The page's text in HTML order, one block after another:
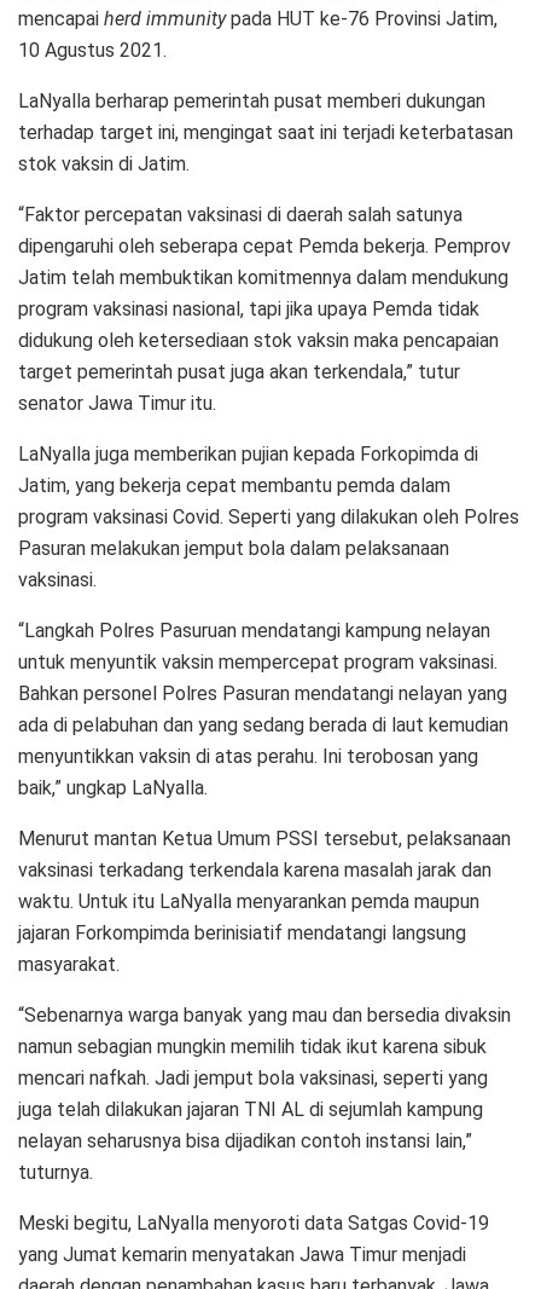
mencapai herd immunitypada HUT ke-76 Provinsi Jatim,
10 Agustus 2021.
LaNyalla berharap pemerintah pusat memberi dukungan
terhadap target ini, mengingat saat ini terjadi keterbatasan
stok vaksin di Jatim.
“Faktor percepatan vaksinasi di daerah salah satunya
dipengaruhi oleh seberapa cepat Pemda bekerja. Pemprov
Jatim telah membuktikan komitmennya dalam mendukung
program vaksinasi nasional, tapi jika upaya Pemda tidak
didukung oleh ketersediaan stok vaksin maka pencapaian
target pemerintah pusat juga akan terkendala,” tutur
senator Jawa Timur itu.
LaNyalla juga memberikan pujian kepada Forkopimda di
Jatim, yang bekerja cepat membantu pemda dalam
program vaksinasi Covid. Seperti yang dilakukan oleh Polres
Pasuran melakukan jemput bola dalam pelaksanaan
vaksinasi.
“Langkah Polres Pasuruan mendatangi kampung nelayan
untuk menyuntik vaksin mempercepat program vaksinasi.
Bahkan personel Polres Pasuran mendatangi nelayan yang
ada di pelabuhan dan yang sedang berada di laut kemudian
menyuntikkan vaksin di atas perahu. Ini terobosan yang
baik,” ungkap LaNyalla.
Menurut mantan Ketua Umum PSSI tersebut, pelaksanaan
vaksinasi terkadang terkendala karena masalah jarak dan
waktu. Untuk itu LaNyalla menyarankan pemda maupun
jajaran Forkompimda berinisiatif mendatangi langsung
masyarakat.
“Sebenarnya warga banyak yang mau dan bersedia divaksin
namun sebagian mungkin memilih tidak ikut karena sibuk
mencari nafkah. Jadi jemput bola vaksinasi, seperti yang
juga telah dilakukan jajaran TNI AL di sejumlah kampung
nelayan seharusnya bisa dijadikan contoh instansi lain,”
tuturnya.
Meski begitu, LaNyalla menyoroti data Satgas Covid-19
yang Jumat kemarin menyatakan Jawa Timur menjadi